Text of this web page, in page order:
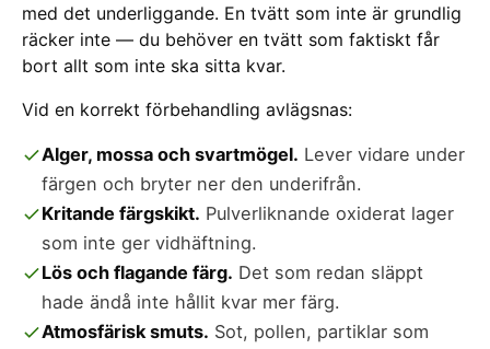
med det underliggande. En tvätt som inte är grundlig
räcker inte — du behöver en tvätt som faktiskt får
bort allt som inte ska sitta kvar.
Vid en korrekt förbehandling avlägsnas:
Alger, mossa och svartmögel. Lever vidare under
färgen och bryter ner den underifrån.
Kritande färgskikt. Pulverliknande oxiderat lager
som inte ger vidhäftning.
Lös och flagande färg. Det som redan släppt
hade ändå inte hållit kvar mer färg.
Atmosfärisk smuts. Sot, pollen, partiklar som